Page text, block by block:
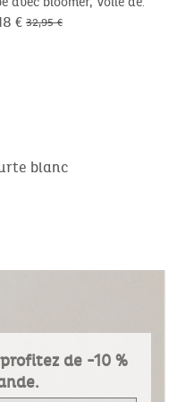
€ 32,95 €
blanc
de -10 %